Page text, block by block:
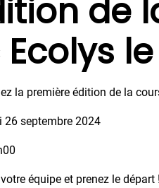
de
la première édition de la
26 septembre 2024
équipe et prenez le